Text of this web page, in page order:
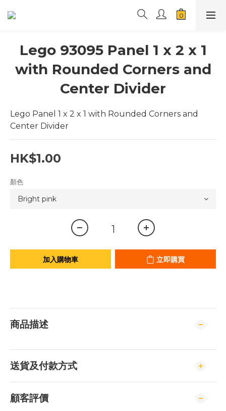
Lego 93095 Panel 1 x 2 x 1
with Rounded Corners and
Center Divider
Lego Panel 1 x 2 x 1 with Rounded Corners and
Center Divider
HK$1.00
顏色
加入購物車 立即購買
商品描述
送貨及付款方式
顧客評價